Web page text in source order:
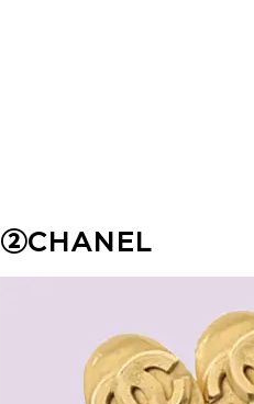
②CHANEL